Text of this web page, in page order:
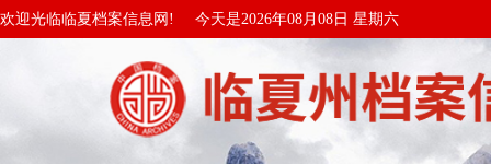
欢迎光临临夏档案信息网! 今天是2026年08月08日 星期六